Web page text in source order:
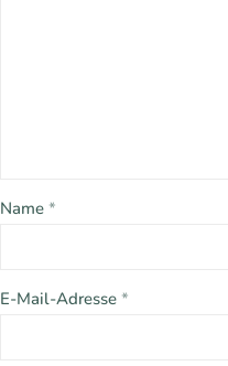
Name *
E-Mail-Adresse *